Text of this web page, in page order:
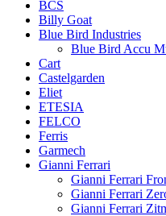
BCS
Billy Goat
Blue Bird Industries
Blue Bird Accu
Cart
Castelgarden
Eliet
ETESIA
FELCO
Ferris
Garmech
Gianni Ferrari
Gianni Ferrari
Gianni Ferrari
Gianni Ferrari